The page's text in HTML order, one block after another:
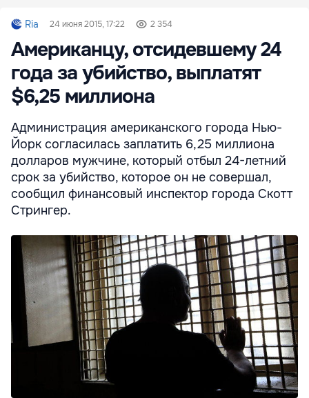
Ria 24 июня 2015, 17:22 2 354
Американцу, отсидевшему 24
года за убийство, выплатят
$6,25 миллиона
Администрация американского города Нью-
Йорк согласилась заплатить 6,25 миллиона
долларов мужчине, который отбыл 24-летний
срок за убийство, которое он не совершал,
сообщил финансовый инспектор города Скотт
Стрингер.